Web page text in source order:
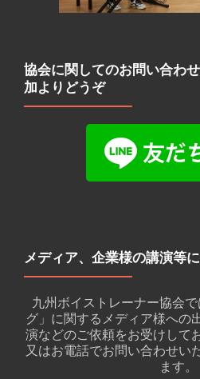
協会に関してのお問い合わ
加よりどうぞ
メディア、企業様の講演等
九州ボイストレーナー協会
グ」に関するメディア様への
演などのご依頼をお受けして
又はお電話でお問い合わせい
ます。